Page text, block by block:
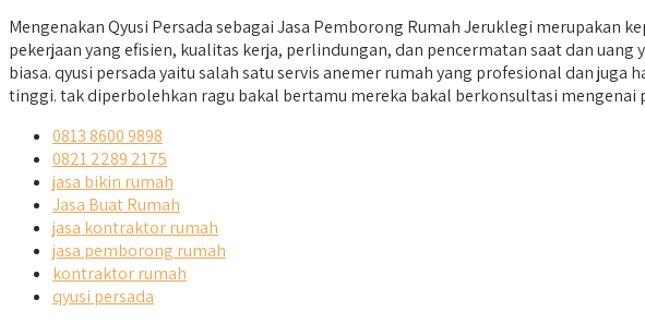
Mengenakan Qyusi Persada sebagai Jasa Pemborong Rumah Jeruklegi merupakan
pekerjaan yang efisien, kualitas kerja, perlindungan, dan pencermatan saat dan
biasa. qyusi persada yaitu salah satu servis anemer rumah yang profesional dan
tinggi. tak diperbolehkan ragu bakal bertamu mereka bakal berkonsultasi mengenai
0813 8600 9898
0821 2289 2175
jasa bikin rumah
Jasa Buat Rumah
jasa kontraktor rumah
jasa pemborong rumah
kontraktor rumah
qyusi persada